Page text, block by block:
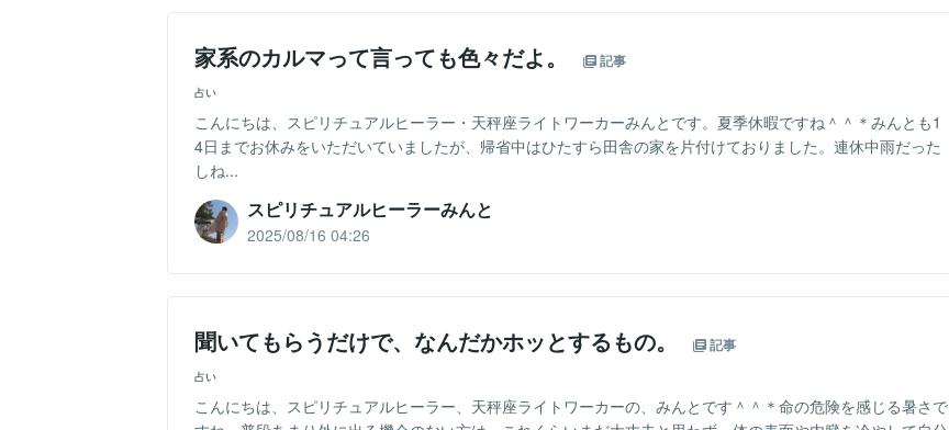
家系のカルマって言っても色々だよ。 記事
占い
こんにちは、スピリチュアルヒーラー・天秤座ライトワーカーみんとです。夏季休暇ですね＾＾＊みんとも1
4日までお休みをいただいていましたが、帰省中はひたすら田舎の家を片付けておりました。連休中雨だった
しね...
スピリチュアルヒーラーみんと
2025/08/16 04:26
聞いてもらうだけで、なんだかホッとするもの。 記事
占い
こんにちは、スピリチュアルヒーラー、天秤座ライトワーカーの、みんとです＾＾＊命の危険を感じる暑さで